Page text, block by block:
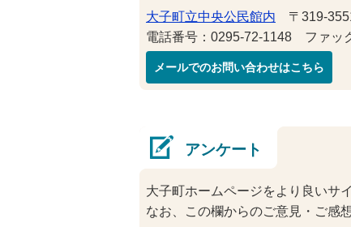
大子町立中央公民館内 〒319-
電話番号：0295-72-1148 ファッ
メールでのお問い合わせはこちら
アンケート
大子町ホームページをより良いサ
なお、この欄からのご意見・ご感